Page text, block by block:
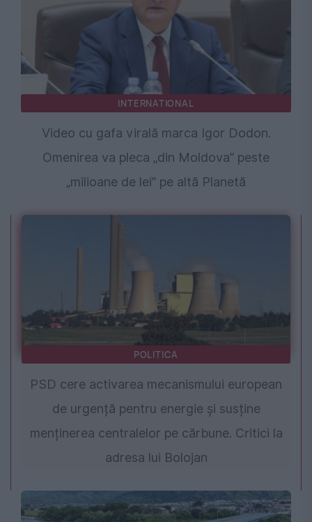
INTERNATIONAL
Video cu gafa virală marca Igor Dodon.
Omenirea va pleca „din Moldova” peste
„milioane de lei” pe altă Planetă
POLITICA
PSD cere activarea mecanismului european
de urgență pentru energie și susține
menținerea centralelor pe cărbune. Critici la
adresa lui Bolojan